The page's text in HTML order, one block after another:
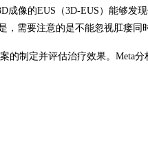
成像的EUS （3D-EUS ）能够发
，需要注意的是不能忽视肛瘘同
的制定并评估治疗效果。 Meta分